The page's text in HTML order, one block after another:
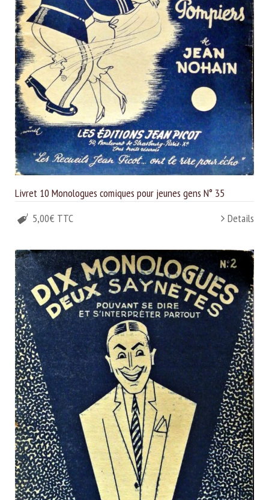
Livret 10 Monologues comiques pour jeunes gens N° 35
5,00€ TTC
Details